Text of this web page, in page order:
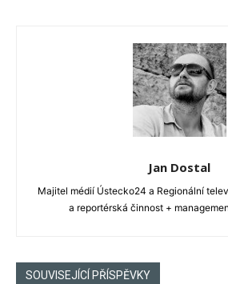
Jan Dostal
Majitel médií Ústecko24 a Regionální
a reportérská činnost +
SOUVISEJÍCÍ PŘÍSPĚVKY